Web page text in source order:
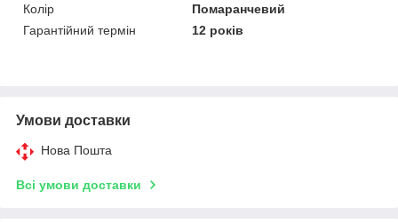
Колір
Помаранчевий
Гарантійний термін
12 років
Умови доставки
Нова Пошта
Всі умови доставки